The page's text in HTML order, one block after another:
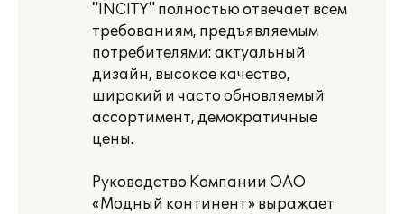
"INCITY" полностью отвечает всем
требованиям, предъявляемым
потребителями: актуальный
дизайн, высокое качество,
широкий и часто обновляемый
ассортимент, демократичные
цены.
Руководство Компании ОАО
«Модный континент» выражает